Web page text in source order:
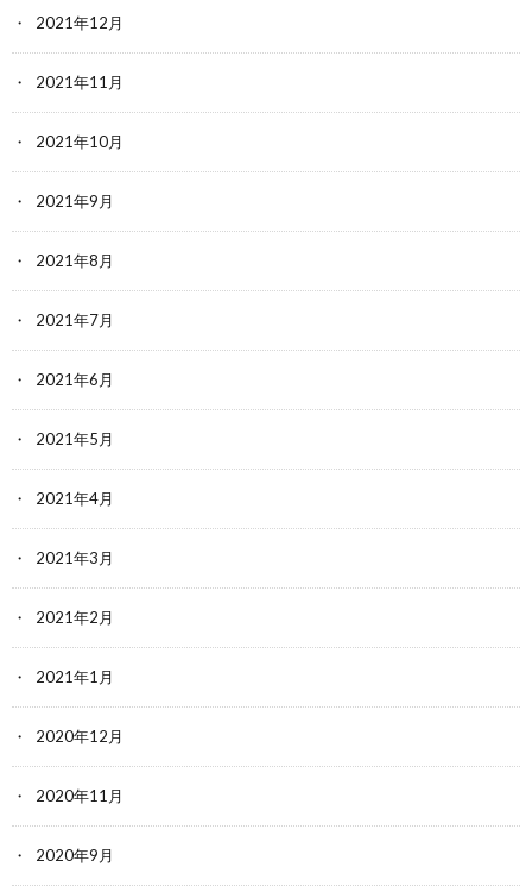
2021年12月
2021年11月
2021年10月
2021年9月
2021年8月
2021年7月
2021年6月
2021年5月
2021年4月
2021年3月
2021年2月
2021年1月
2020年12月
2020年11月
2020年9月